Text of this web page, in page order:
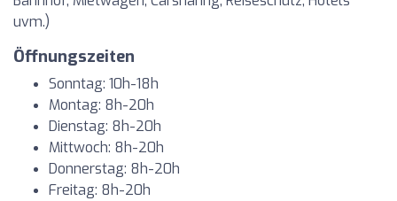
uvm.)
Öffnungszeiten
Sonntag: 10h-18h
Montag: 8h-20h
Dienstag: 8h-20h
Mittwoch: 8h-20h
Donnerstag: 8h-20h
Freitag: 8h-20h